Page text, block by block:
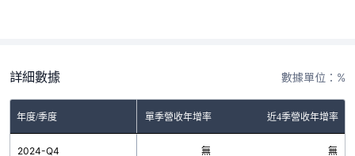
詳細數據 數據單位：%
年度/季度 單季營收年增率 近4季營收年增率
2024-Q4 無 無